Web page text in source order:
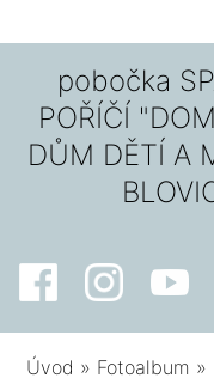
pobočka
POŘÍČÍ
DŮM DĚTÍ A
Úvod » Fotoalbum »